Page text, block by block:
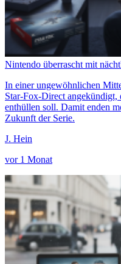
Nintendo überrascht mit
In einer ungewöhnlichen
Star-Fox-Direct angekündigt,
enthüllen soll. Damit enden
Zukunft der Serie.
J. Hein
vor 1 Monat